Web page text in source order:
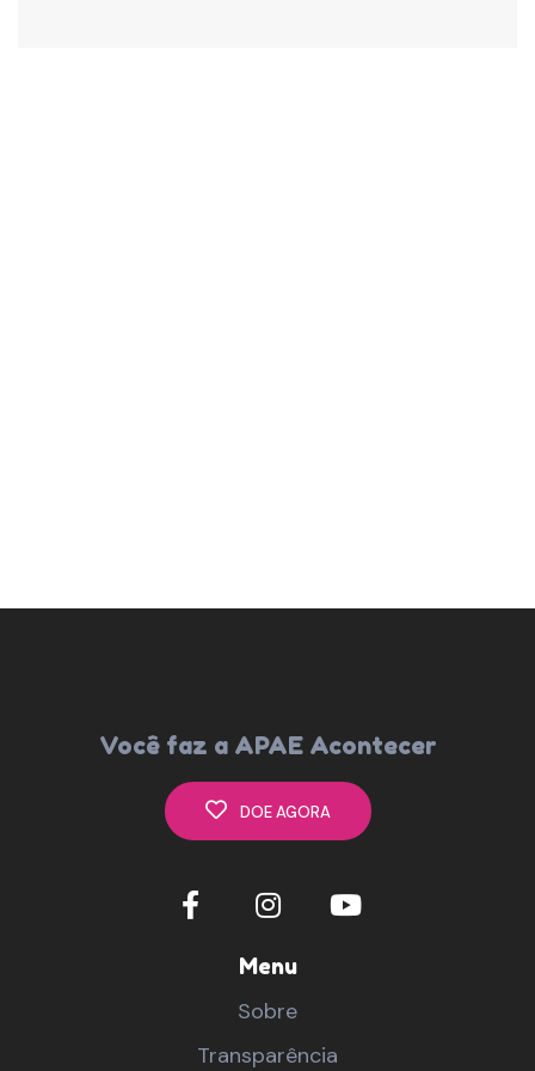
Você faz a APAE Acontecer
DOE AGORA
Menu
Sobre
Transparência